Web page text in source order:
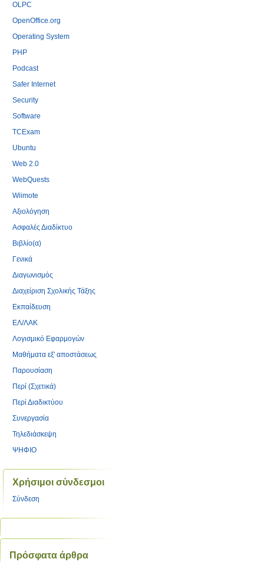
Πρόσφατα άρθρα
OLPC
OpenOffice.org
Operating System
PHP
Podcast
Safer Internet
Security
Software
TCExam
Ubuntu
Web 2.0
WebQuests
Wiimote
Αξιολόγηση
Ασφαλές Διαδίκτυο
Βιβλίο(α)
Γενικά
Διαγωνισμός
Διαχείριση Σχολικής Τάξης
Εκπαίδευση
ΕΛ/ΛΑΚ
Λογισμικό Εφαρμογών
Μαθήματα εξ' αποστάσεως
Παρουσίαση
Περί (Σχετικά)
Περί Διαδικτύου
Συνεργασία
Τηλεδιάσκεψη
ΨΗΦΙΟ
Χρήσιμοι σύνδεσμοι
Σύνδεση